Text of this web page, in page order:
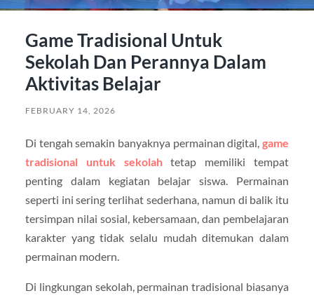
Game Tradisional Untuk
Sekolah Dan Perannya Dalam
Aktivitas Belajar
FEBRUARY 14, 2026
Di tengah semakin banyaknya permainan digital,game
tradisional untuk sekolahtetap memiliki tempat
penting dalam kegiatan belajar siswa. Permainan
seperti ini sering terlihat sederhana, namun di balik itu
tersimpan nilai sosial, kebersamaan, dan pembelajaran
karakter yang tidak selalu mudah ditemukan dalam
permainan modern.
Di lingkungan sekolah, permainan tradisional biasanya